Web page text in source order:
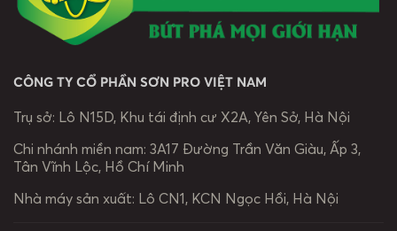
BƯỚC 1: VỆ SINH VÀ CHUẨN BỊ BỀ
• Với bề mặt tường mới xây, phải
toàn (từ 21 ngày trở lên, độ ẩm
tường dưới 16% đo bằng máy đo
độ ẩm Protimeter thì có thể tiến
CÔNG TY CỔ PHẦN SƠN PRO VIỆT NAM
Trụ sở: Lô N15D, Khu tái định cư X2A, Yên Sở, Hà Nội
Chi nhánh miền nam: 3A17 Đường Trần Văn Giàu, Ấp 3,
Tân Vĩnh Lộc, Hồ Chí Minh
Nhà máy sản xuất: Lô CN1, KCN Ngọc Hồi, Hà Nội